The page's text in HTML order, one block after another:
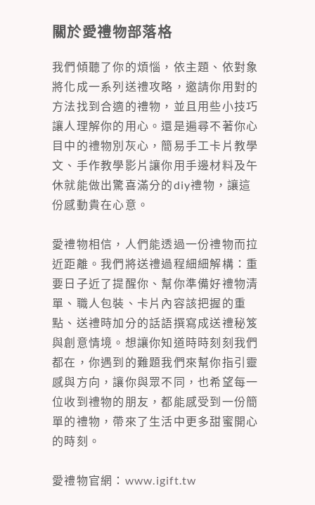
關於愛禮物部落格
我們傾聽了你的煩惱，依主題、依對象
將化成一系列送禮攻略，邀請你用對的
方法找到合適的禮物，並且用些小技巧
讓人理解你的用心。還是遍尋不著你心
目中的禮物別灰心，簡易手工卡片教學
文、手作教學影片讓你用手邊材料及午
休就能做出驚喜滿分的diy禮物，讓這
份感動貴在心意。
愛禮物相信，人們能透過一份禮物而拉
近距離。我們將送禮過程細細解構：重
要日子近了提醒你、幫你準備好禮物清
單、職人包裝、卡片內容該把握的重
點、送禮時加分的話語撰寫成送禮秘笈
與創意情境。想讓你知道時時刻刻我們
都在，你遇到的難題我們來幫你指引靈
感與方向，讓你與眾不同，也希望每一
位收到禮物的朋友，都能感受到一份簡
單的禮物，帶來了生活中更多甜蜜開心
的時刻。
愛禮物官網： www.igift.tw